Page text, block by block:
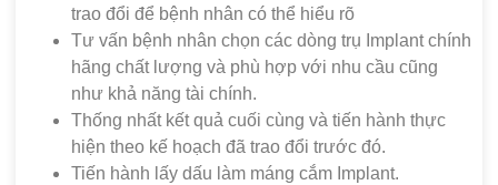
trao đổi để bệnh nhân có thể hiểu rõ
Tư vấn bệnh nhân chọn các dòng trụ Implant chính
hãng chất lượng và phù hợp với nhu cầu cũng
như khả năng tài chính.
Thống nhất kết quả cuối cùng và tiến hành thực
hiện theo kế hoạch đã trao đổi trước đó.
Tiến hành lấy dấu làm máng cắm Implant.